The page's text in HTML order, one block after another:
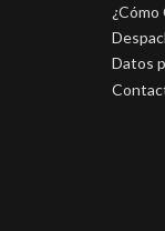
¿Cómo
Datos